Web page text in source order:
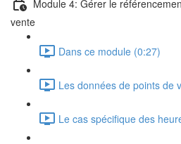
Module 4: Gérer le
vente
Dans ce module (0:27)
Les données de points de
Le cas spécifique des